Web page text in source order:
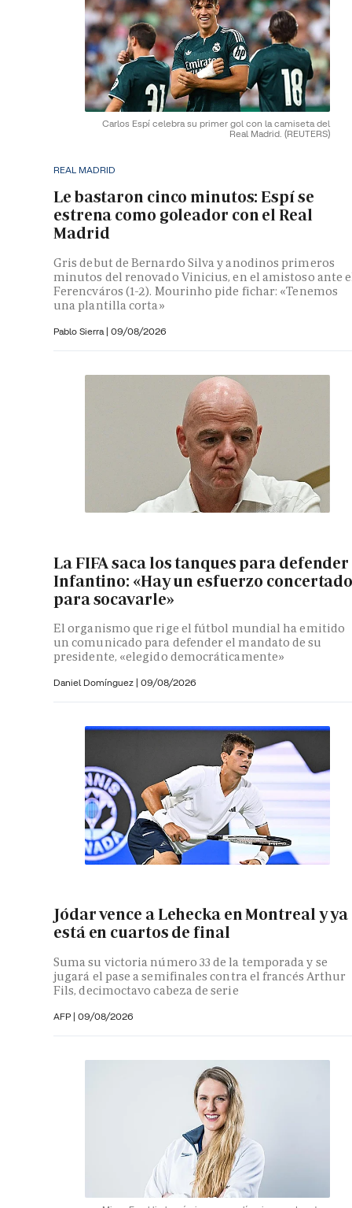
Carlos Espí celebra su primer gol con la camiseta del
Real Madrid. (REUTERS)
REAL MADRID
Le bastaron cinco minutos: Espí se
estrena como goleador con el Real
Madrid
Gris debut de Bernardo Silva y anodinos primeros
minutos del renovado Vinicius, en el amistoso ante
Ferencváros (1-2). Mourinho pide fichar: «Tenemos
una plantilla corta»
Pablo Sierra | 09/08/2026
La FIFA saca los tanques para defender
Infantino: «Hay un esfuerzo
para socavarle»
El organismo que rige el fútbol mundial ha emitido
un comunicado para defender el mandato de su
presidente, «elegido democráticamente»
Daniel Domínguez | 09/08/2026
Jódar vence a Lehecka en Montreal y ya
está en cuartos de final
Suma su victoria número 33 de la temporada y se
jugará el pase a semifinales contra el francés Arthur
Fils, decimoctavo cabeza de serie
AFP | 09/08/2026